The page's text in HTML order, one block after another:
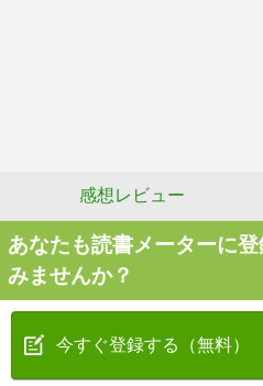
感想レビュー
あなたも読書メーターに
みませんか？
今すぐ登録する（無料）